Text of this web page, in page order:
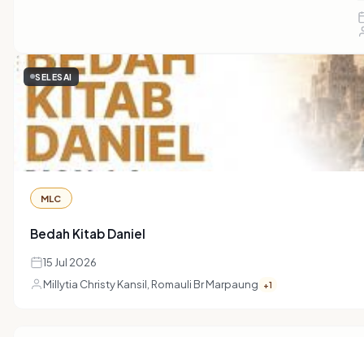
SELESAI
MLC
Bedah Kitab Daniel
15 Jul 2026
Millytia Christy Kansil, Romauli Br Marpaung
+1